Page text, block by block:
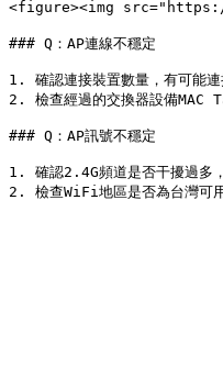
<figure><img
### Q：AP連線不穩定
1. 確認連接裝置數量，有可能連
2. 檢查經過的交換器設備MAC
### Q：AP訊號不穩定
1. 確認2.4G頻道是否干擾過多